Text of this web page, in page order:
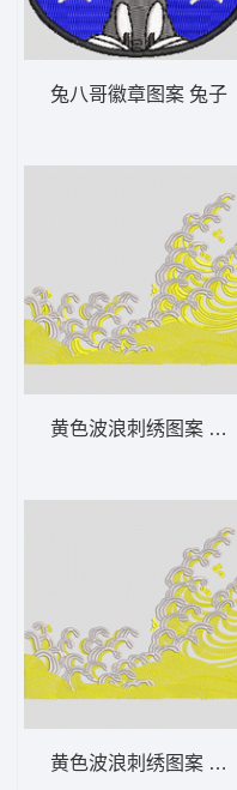
兔八哥徽章图案 兔子
黄色波浪刺绣图案 波浪
黄色波浪刺绣图案 波浪